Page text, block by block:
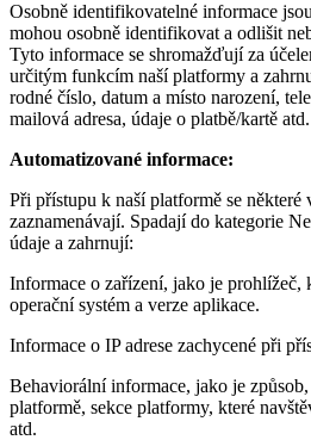
Osobně identifikovatelné informace
mohou osobně identifikovat a odlišit
Tyto informace se shromažďují za
určitým funkcím naší platformy a
rodné číslo, datum a místo narození,
mailová adresa, údaje o platbě/kartě atd.
Automatizované informace:
Při přístupu k naší platformě se některé
zaznamenávají. Spadají do kategorie
údaje a zahrnují:
Informace o zařízení, jako je prohlížeč,
operační systém a verze aplikace.
Informace o IP adrese zachycené při
Behaviorální informace, jako je
platformě, sekce platformy, které
atd.